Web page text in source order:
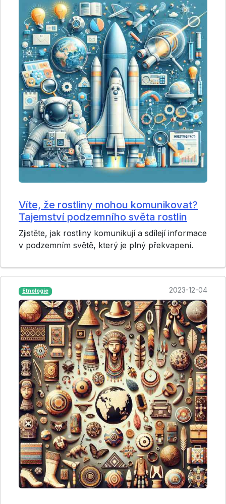
Víte, že rostliny mohou komunikovat?
Tajemství podzemního světa rostlin
Zjistěte, jak rostliny komunikují a sdílejí informace
v podzemním světě, který je plný překvapení.
Etnologie 2023-12-04